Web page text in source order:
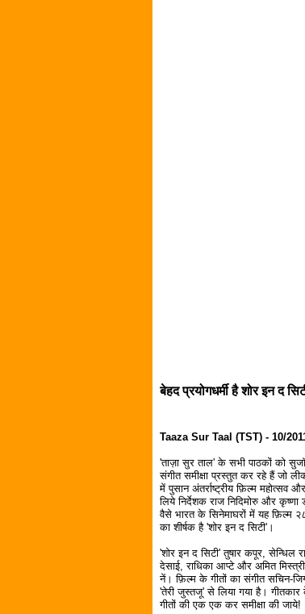
बेहद प्रयोगधर्मी है शोर इन द
Taaza Sur Taal (TST) - 10/
'ताज़ा सुर ताल' के सभी पाठकों को
संगीत समीक्षा प्रस्तुत कर रहे हैं जो
में पुसान अंतर्राष्ट्रीय फ़िल्म महोत्सव
लिये निर्देशक राज निदिमोरु और
वैसे भारत के सिनेमाघरों में यह फ़िल्म
का शीर्षक है 'शोर इन द सिटी'।
'शोर इन द सिटी' तुषार कपूर, सेन्धिल
देसाई, राधिका आप्टे और अमित
नें। फ़िल्म के गीतों का संगीत सचिन-
'तेरी जुस्तजू' से लिया गया है।
गीतों की एक एक कर समीक्षा की जाये!